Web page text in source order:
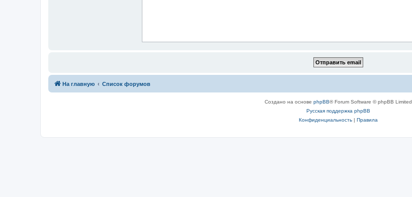
На главную Список форумов
Создано на основе phpBB® Forum Software © phpBB Limited
Русская поддержка phpBB
Конфиденциальность| Правила